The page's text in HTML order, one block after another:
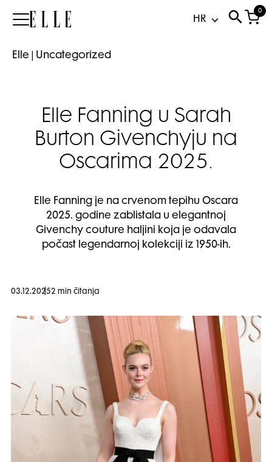
Elle
0
Elle Uncategorized
Elle Fanning u Sarah
Burton Givenchyju na
Oscarima 2025.
Elle Fanning je na crvenom tepihu Oscara
2025. godine zablistala u elegantnoj
Givenchy couture haljini koja je odavala
počast legendarnoj kolekciji iz 1950-ih.
03.12.20252 min čitanja